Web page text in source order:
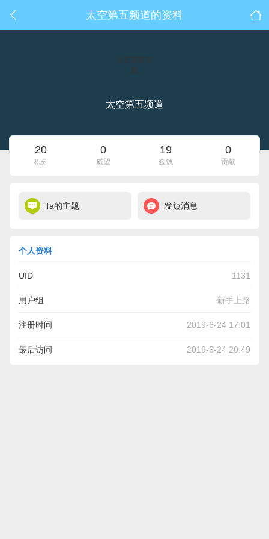
太空第五频道的资料
点击重新加
太空第五频道
20
积分
0
威望
19
金钱
0
贡献
Ta的主题 发短消息
个人资料
UID 1131
用户组 新手上路
注册时间 2019-6-24 17:01
最后访问 2019-6-24 20:49